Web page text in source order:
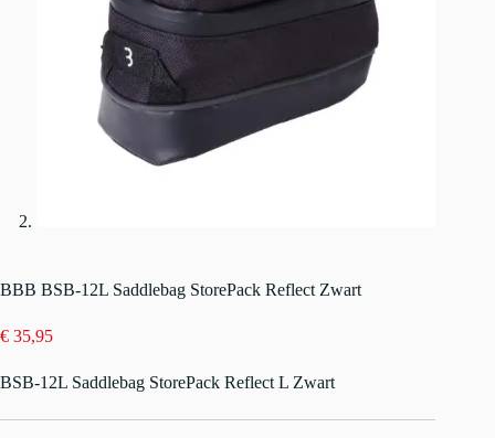
BBB BSB-12L Saddlebag StorePack Reflect Zwart
€ 35,95
BSB-12L Saddlebag StorePack Reflect L Zwart